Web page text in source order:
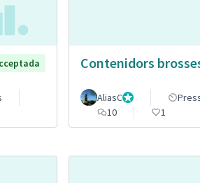
Contenidors
AliasCGestor
10
1